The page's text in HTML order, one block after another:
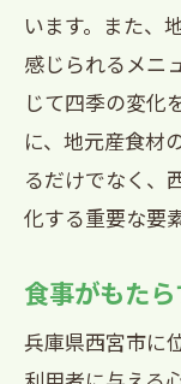
一日
昼食と
供
デイサ
夕食を
各利用
案
います。また、
感じられるメニ
じて四季の変化
に、地元産食材
るだけでなく、
化する重要な要
食事がもた
兵庫県西宮市に